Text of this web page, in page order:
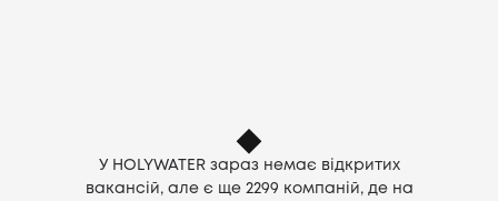
У HOLYWATER зараз немає відкритих
вакансій, але є ще 2299 компаній, де на